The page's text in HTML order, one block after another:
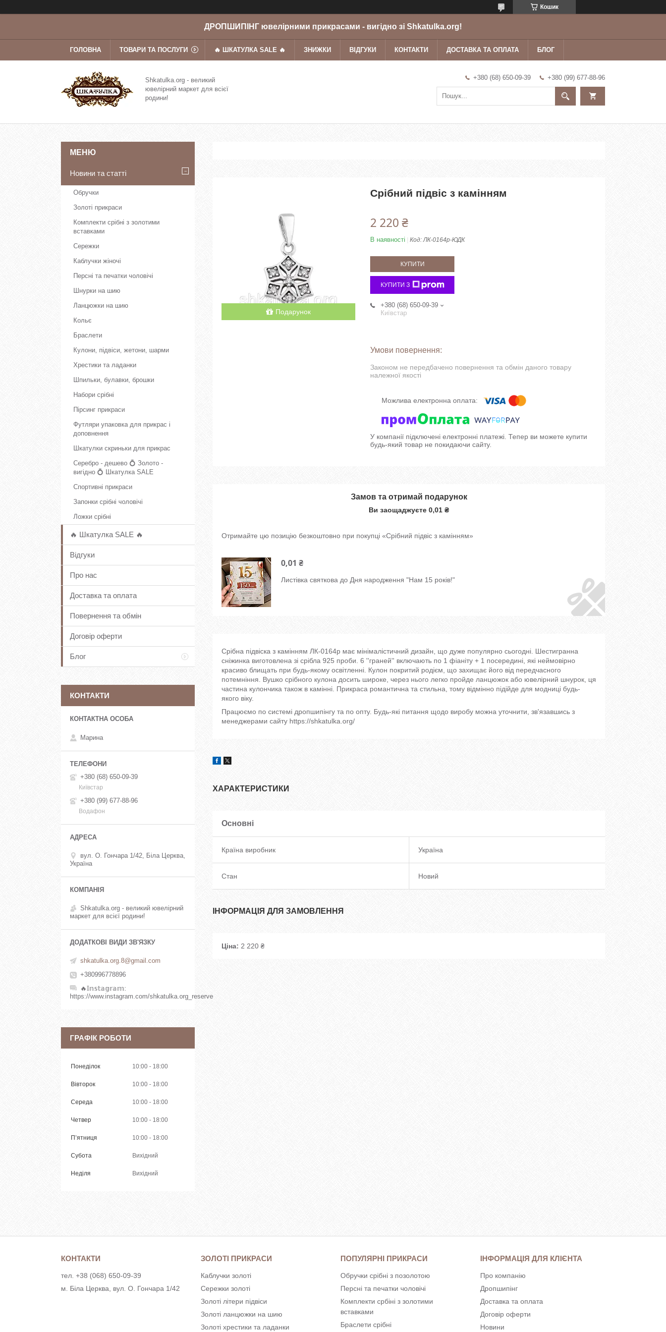
Кошик
ДРОПШИПІНГ ювелірними прикрасами - вигідно зі Shkatulka.org!
ГОЛОВНА ТОВАРИ ТА ПОСЛУГИ 🔥 ШКАТУЛКА SALE 🔥 ЗНИЖКИ ВІДГУКИ КОНТАКТИ ДОСТАВКА ТА ОПЛАТА БЛОГ
Shkatulka.org - великий
ювелірний маркет для всієї
родини!
+380 (68) 650-09-39 +380 (99) 677-88-96
Подарунок
Срібний підвіс з камінням
2 220 ₴
В наявності Код:ЛК-0164р-ЮДК
КУПИТИ
КУПИТИ З
+380 (68) 650-09-39
Київстар
Законом не передбачено повернення та обмін даного товару
належної якості
У компанії підключені електронні платежі. Тепер ви можете купити
будь-який товар не покидаючи сайту.
Замов та отримай подарунок
Ви заощаджуєте 0,01 ₴
Отримайте цю позицію безкоштовно при покупці «Срібний підвіс з камінням»
0,01 ₴
Листівка святкова до Дня народження "Нам 15 років!"
Срібна підвіска з камінням ЛК-0164р має мінімалістичний дизайн, що дуже популярно сьогодні. Шестигранна
сніжинка виготовлена зі срібла 925 проби. 6 ''граней'' включають по 1 фіаніту + 1 посередині, які неймовірно
красиво блищать при будь-якому освітленні. Кулон покритий родієм, що захищає його від передчасного
потемніння. Вушко срібного кулона досить широке, через нього легко пройде ланцюжок або ювелірний шнурок, ця
частина кулончика також в камінні. Прикраса романтична та стильна, тому відмінно підійде для модниці будь-
якого віку.
Працюємо по системі дропшипінгу та по опту. Будь-які питання щодо виробу можна уточнити, зв'язавшись з
менеджерами сайту https://shkatulka.org/
ХАРАКТЕРИСТИКИ
Основні
Країна виробник Україна
Стан Новий
ІНФОРМАЦІЯ ДЛЯ ЗАМОВЛЕННЯ
Ціна: 2 220 ₴
Новини та статті
Обручки
Золоті прикраси
Комплекти срібні з золотими
вставками
Сережки
Каблучки жіночі
Персні та печатки чоловічі
Шнурки на шию
Ланцюжки на шию
Кольє
Браслети
Кулони, підвіси, жетони, шарми
Хрестики та ладанки
Шпильки, булавки, брошки
Набори срібні
Пірсинг прикраси
Футляри упаковка для прикрас і
доповнення
Шкатулки скриньки для прикрас
Серебро - дешево 💍 Золото -
вигідно 💍 Шкатулка SALE
Спортивні прикраси
Запонки срібні чоловічі
Ложки срібні
🔥 Шкатулка SALE 🔥
Відгуки
Про нас
Доставка та оплата
Повернення та обмін
Договір оферти
Блог
КОНТАКТИ
Марина
+380 (68) 650-09-39
Київстар
+380 (99) 677-88-96
Водафон
вул. О. Гончара 1/42, Біла Церква,
Україна
Shkatulka.org - великий ювелірний
маркет для всієї родини!
shkatulka.org.8@gmail.com
+380996778896
🔥𝕀𝕟𝕤𝕥𝕒𝕘𝕣𝕒𝕞
https://www.instagram.com/shkatulka.org_reserve
ГРАФІК РОБОТИ
Понеділок 10:00 18:00
Вівторок 10:00 18:00
Середа 10:00 18:00
Четвер 10:00 18:00
Пʼятниця 10:00 18:00
Субота Вихідний
Неділя Вихідний
КОНТАКТИ
тел. +38 (068) 650-09-39
м. Біла Церква, вул. О. Гончара 1/42
ЗОЛОТІ ПРИКРАСИ
Каблучки золоті
Сережки золоті
Золоті літери підвіси
Золоті ланцюжки на шию
Золоті хрестики та ладанки
ПОПУЛЯРНІ ПРИКРАСИ
Обручки срібні з позолотою
Персні та печатки чоловічі
Комплекти србіні з золотими
вставками
Браслети срібні
ІНФОРМАЦІЯ ДЛЯ КЛІЄНТА
Про компанію
Дропшипінг
Доставка та оплата
Договір оферти
Новини